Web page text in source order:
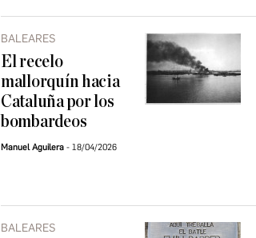
BALEARES
El recelo
mallorquín hacia
Cataluña por los
bombardeos
Manuel Aguilera 18/04/2026
BALEARES